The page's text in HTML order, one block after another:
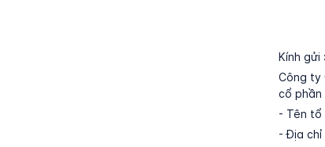
Kính gửi
Công ty
cổ phần
- Tên tổ
- Địa chỉ